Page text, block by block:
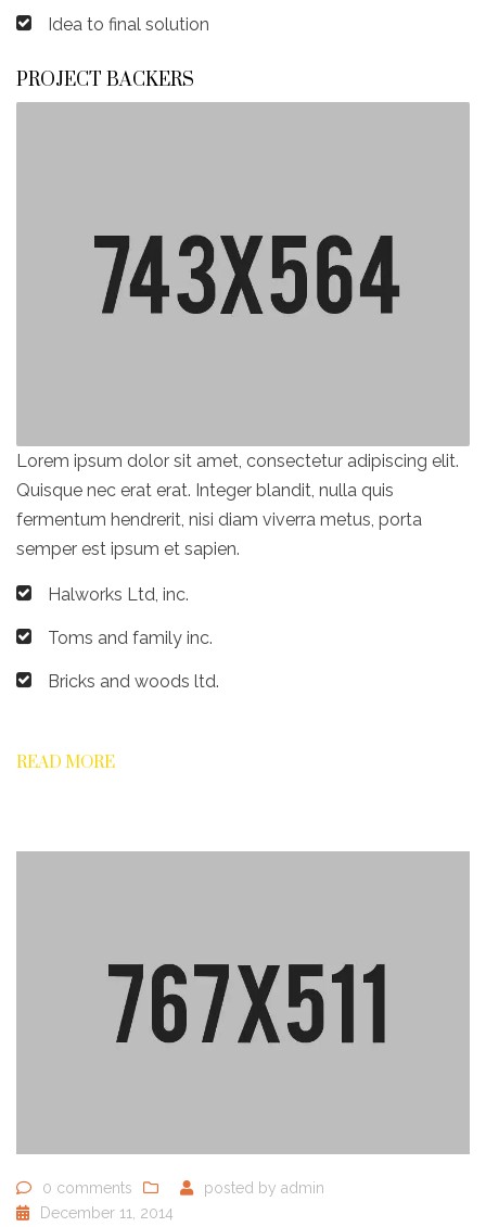
Idea to final solution
PROJECT BACKERS
Lorem ipsum dolor sit amet, consectetur adipiscing elit.
Quisque nec erat erat. Integer blandit, nulla quis
fermentum hendrerit, nisi diam viverra metus, porta
semper est ipsum et sapien.
Halworks Ltd, inc.
Toms and family inc.
Bricks and woods ltd.
READ MORE
0 comments posted by admin
December 11, 2014